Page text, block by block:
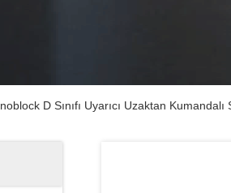
D Sınıfı Uyarıcı Uzaktan